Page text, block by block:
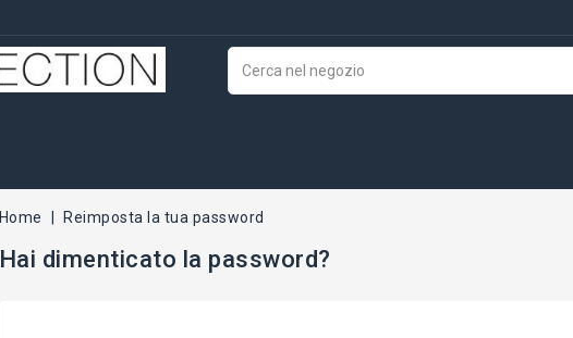
Home Reimposta la tua password
Hai dimenticato la password?